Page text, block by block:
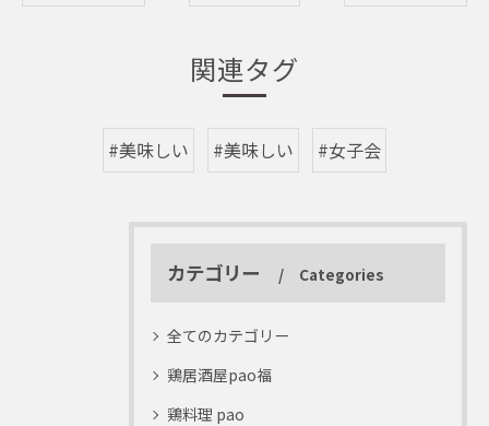
関連タグ
#美味しい #美味しい #女子会
カテゴリー Categories
全てのカテゴリー
鶏居酒屋pao福
鶏料理 pao